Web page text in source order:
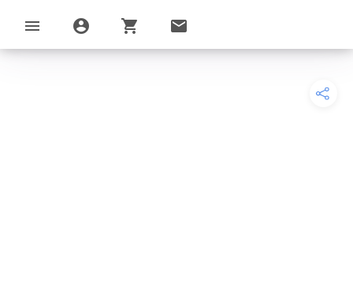
menu account_circle shopping_cart email